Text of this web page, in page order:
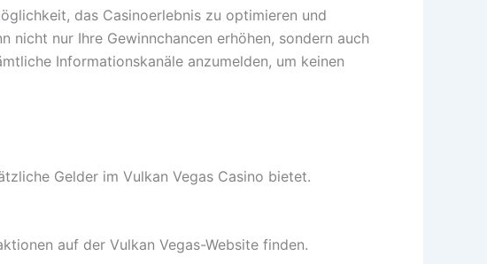
das Casinoerlebnis zu optimieren und
nur Ihre Gewinnchancen erhöhen, sondern auch
Informationskanäle anzumelden, um keinen
Gelder im Vulkan Vegas Casino bietet.
auf der Vulkan Vegas-Website finden.